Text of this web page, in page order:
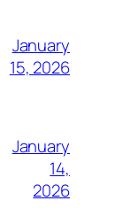
January
15, 2026
January
14,
2026